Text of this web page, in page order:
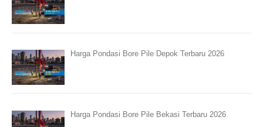
Harga Pondasi Bore Pile Depok Terbaru 2026
Harga Pondasi Bore Pile Bekasi Terbaru 2026